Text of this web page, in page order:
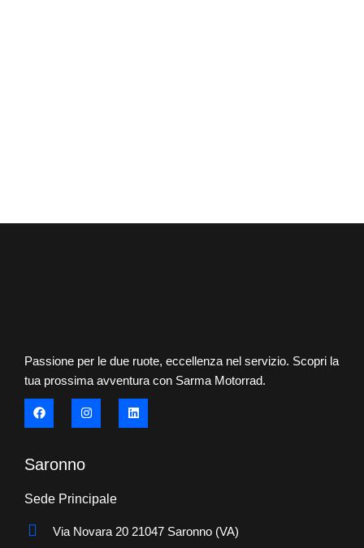
Passione per le due ruote, eccellenza nel servizio. Scopri la
tua prossima avventura con Sarma Motorrad.
Saronno
Sede Principale
Via Novara 20 21047 Saronno (VA)